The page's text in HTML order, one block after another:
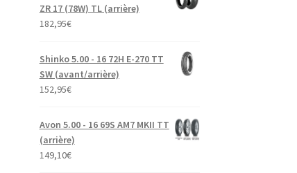
ZR 17 (78W) TL (arrière)
182,95€
Shinko 5.00 - 16 72H E-270 TT
SW (avant/arrière)
152,95€
Avon 5.00 - 16 69S AM7 MKII TT
(arrière)
149,10€